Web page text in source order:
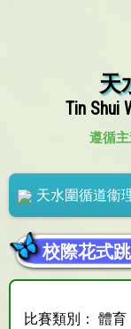
天
Tin Shui
遵循
天水圍循道衞
校際花式
比賽類別： 體育